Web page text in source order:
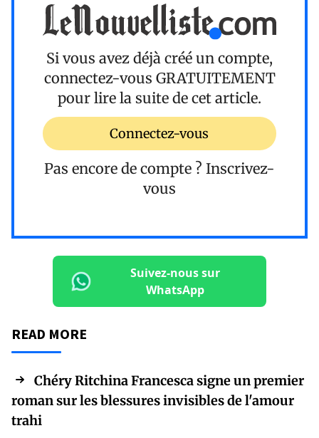
Si vous avez déjà créé un compte,
connectez-vous GRATUITEMENT
pour lire la suite de cet article.
Connectez-vous
Pas encore de compte ? Inscrivez-
vous
Suivez-nous sur
WhatsApp
READ MORE
Chéry Ritchina Francesca signe un premier
roman sur les blessures invisibles de l'amour
trahi